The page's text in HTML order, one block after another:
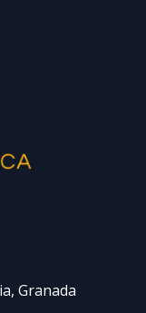
Granada